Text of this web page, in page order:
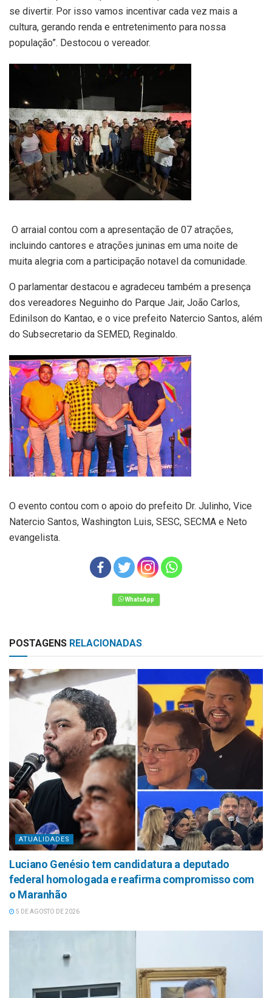
se divertir. Por isso vamos incentivar cada vez mais a
cultura, gerando renda e entretenimento para nossa
população”. Destocou o vereador.
O arraial contou com a apresentação de 07 atrações,
incluindo cantores e atrações juninas em uma noite de
muita alegria com a participação notavel da comunidade.
O parlamentar destacou e agradeceu também a presença
dos vereadores Neguinho do Parque Jair, João Carlos,
Edinilson do Kantao, e o vice prefeito Natercio Santos, além
do Subsecretario da SEMED, Reginaldo.
O evento contou com o apoio do prefeito Dr. Julinho, Vice
Natercio Santos, Washington Luis, SESC, SECMA e Neto
evangelista.
POSTAGENS RELACIONADAS
ATUALIDADES
Luciano Genésio tem candidatura a deputado
federal homologada e reafirma compromisso com
o Maranhão
5 DE AGOSTO DE 2026